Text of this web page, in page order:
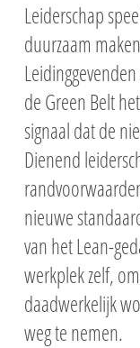
Leiderschap
duurzaam
de Green Belt
signaal dat de
Dienend
nieuwe
van het Lean-
werkplek zelf,
daadwerkelijk
weg te nemen.